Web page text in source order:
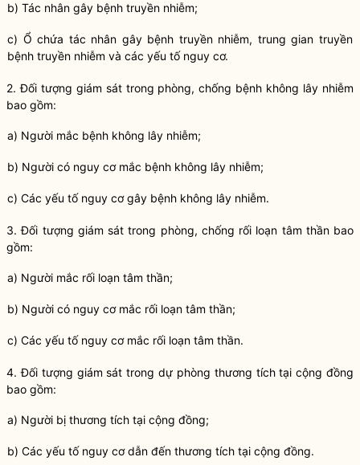
b) Tác nhân gây bệnh truyền nhiễm;
c) Ổ chứa tác nhân gây bệnh truyền nhiễm, trung gian truyền
bệnh truyền nhiễm và các yếu tố nguy cơ.
2. Đối tượng giám sát trong phòng, chống bệnh không lây nhiễm
bao gồm:
a) Người mắc bệnh không lây nhiễm;
b) Người có nguy cơ mắc bệnh không lây nhiễm;
c) Các yếu tố nguy cơ gây bệnh không lây nhiễm.
3. Đối tượng giám sát trong phòng, chống rối loạn tâm thầnbao
gồm:
a) Người mắc rối loạn tâm thần;
b) Người có nguy cơ mắc rối loạn tâm thần;
c) Các yếu tố nguy cơ mắc rối loạn tâm thần.
4. Đối tượng giám sát trong dự phòng thương tích tại cộng đồng
bao gồm:
a) Người bị thương tích tại cộng đồng;
b) Các yếu tố nguy cơ dẫn đến thương tích tại cộng đồng.